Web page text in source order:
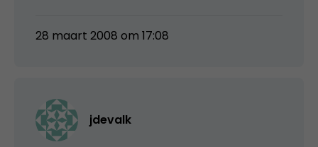
28 maart 2008 om 17:08
jdevalk